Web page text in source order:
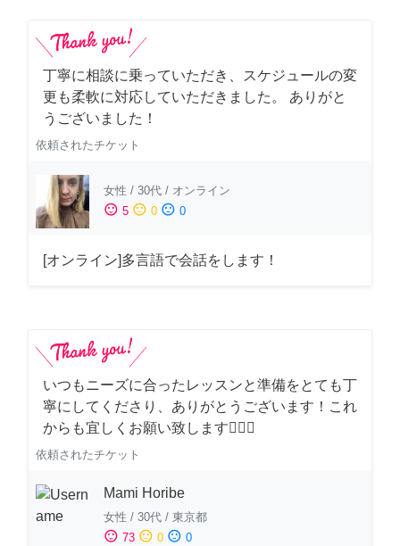
丁寧に相談に乗っていただき、スケジュールの変
更も柔軟に対応していただきました。 ありがと
うございました！
依頼されたチケット
女性 / 30代 / オンライン
sentiment_satisfied 5 sentiment_neutral 0 sentiment_dissatisfied 0
[オンライン]多言語で会話をします！
いつもニーズに合ったレッスンと準備をとても丁
寧にしてくださり、ありがとうございます！これ
からも宜しくお願い致します🙇‍♀️✨
依頼されたチケット
Mami Horibe
女性 / 30代 / 東京都
sentiment_satisfied 73 sentiment_neutral 0 sentiment_dissatisfied 0